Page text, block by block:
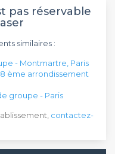
pas réservable
similaires :
- Montmartre, Paris
ème arrondissement
groupe - Paris
contactez-